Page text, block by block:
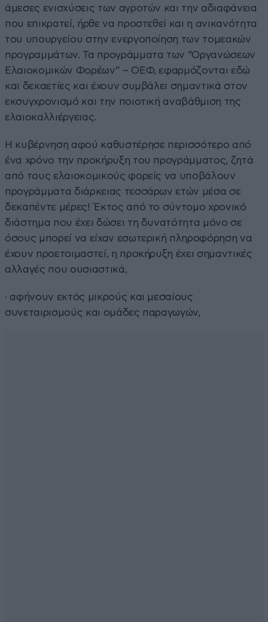
άμεσες ενισχύσεις των αγροτών και την αδιαφάνεια
που επικρατεί, ήρθε να προστεθεί και η ανικανότητα
του υπουργείου στην ενεργοποίηση των τομεακών
προγραμμάτων. Τα προγράμματα των “Οργανώσεων
Ελαιοκομικών Φορέων” – ΟΕΦ, εφαρμόζονται εδώ
και δεκαετίες και έχουν συμβάλει σημαντικά στον
εκσυγχρονισμό και την ποιοτική αναβάθμιση της
ελαιοκαλλιέργειας.
Η κυβέρνηση αφού καθυστέρησε περισσότερο από
ένα χρόνο την προκήρυξη του προγράμματος, ζητά
από τους ελαιοκομικούς φορείς να υποβάλουν
προγράμματα διάρκειας τεσσάρων ετών μέσα σε
δεκαπέντε μέρες! Έκτος από το σύντομο χρονικό
διάστημα που έχει δώσει τη δυνατότητα μόνο σε
όσους μπορεί να είχαν εσωτερική πληροφόρηση να
έχουν προετοιμαστεί, η προκήρυξη έχει σημαντικές
αλλαγές που ουσιαστικά,
· αφήνουν εκτός μικρούς και μεσαίους
συνεταιρισμούς και ομάδες παραγωγών,